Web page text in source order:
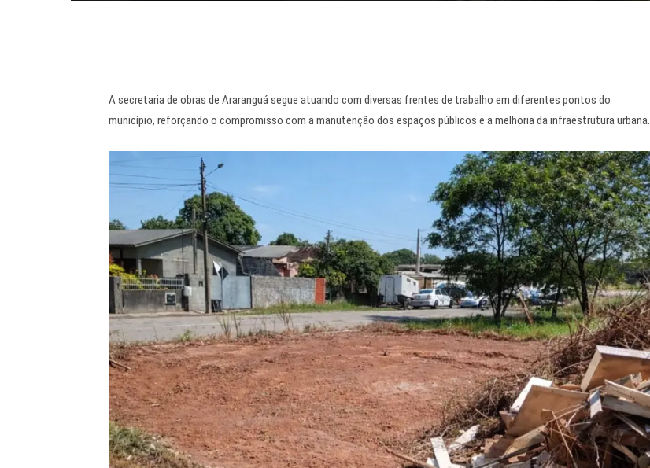
A secretaria de obras de Araranguá segue atuando com diversas frentes de trabalho em diferentes pontos do
município, reforçando o compromisso com a manutenção dos espaços públicos e a melhoria da infraestrutura urbana.